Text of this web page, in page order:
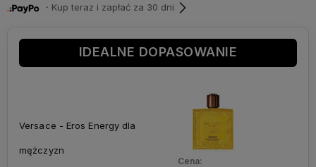
・Kup teraz i zapłać za 30 dni
IDEALNE DOPASOWANIE
Versace - Eros Energy dla
mężczyzn
Cena: